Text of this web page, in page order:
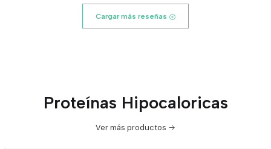
Cargar más reseñas
Proteínas Hipocaloricas
Ver más productos